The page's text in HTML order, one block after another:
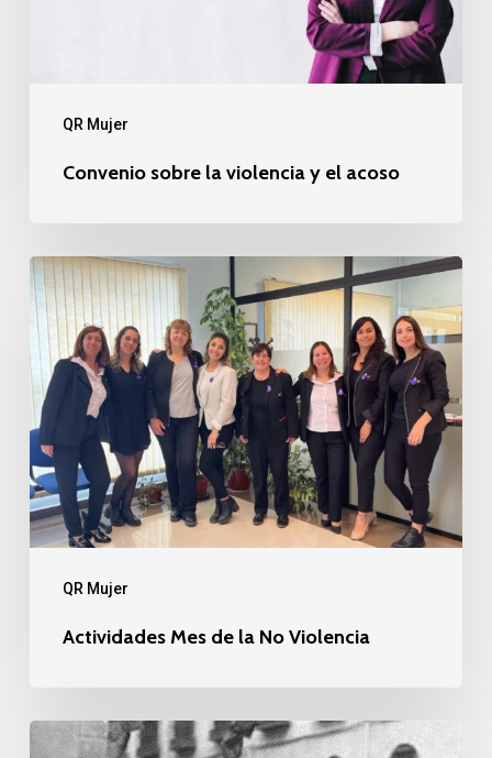
QR Mujer
Convenio sobre la violencia y el acoso
QR Mujer
Actividades
Mes
de
la
No
Violencia
Actividades Mes de la No Violencia
Sufragio